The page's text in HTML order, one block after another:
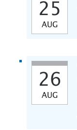
25
AUG
26
AUG